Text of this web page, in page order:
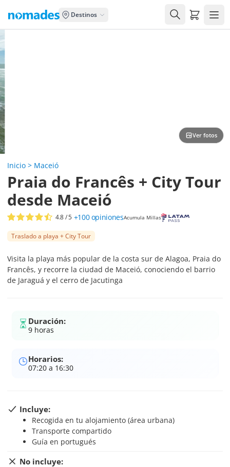
Destinos Carrito
Ver fotos
Inicio > Maceió
Praia do Francês + City Tour
desde Maceió
4.8/ 5 +100 opinionesAcumula Millas
Traslado a playa + City Tour
Visita la playa más popular de la costa sur de Alagoa, Praia do
Francês, y recorre la ciudad de Maceió, conociendo el barrio
de Jaraguá y el cerro de Jacutinga
Duración:
9 horas
Horarios:
07:20 a 16:30
Incluye:
Recogida en tu alojamiento (área urbana)
Transporte compartido
Guía en portugués
No incluye: